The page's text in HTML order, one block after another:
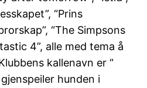
“Prins
“The Simpsons
4”, alle med tema å
kallenavn er “
hunden i